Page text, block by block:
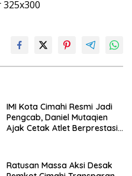
IMI Kota Cimahi Resmi Jadi
Pengcab, Daniel Mutaqien
Ajak Cetak Atlet Berprestasi
Ratusan Massa Aksi Desak